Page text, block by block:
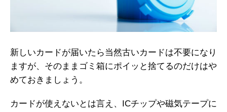
新しいカードが届いたら当然古いカードは不要になり
ますが、そのままゴミ箱にポイッと捨てるのだけはや
めておきましょう。
カードが使えないとは言え、ICチップや磁気テープに